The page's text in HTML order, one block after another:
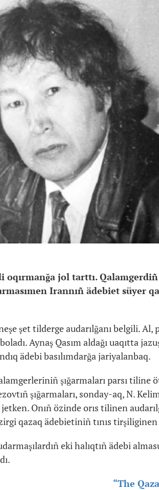
oqırmanğa jol tarttı. Qalamgerdiñ
Irannıñ ädebiet süyer
şet tilderge audarılğanı belgili. Al,
Aynaş Qasım aldağı uaqıtta
ädebi basılımdarğa jariyalanbaq.
şığarmaları parsı tiline
şığarmaları, sonday-aq, N.
Onıñ özinde orıs tilinen
qazaq ädebietiniñ tınıs
eki halıqtıñ ädebi
“The